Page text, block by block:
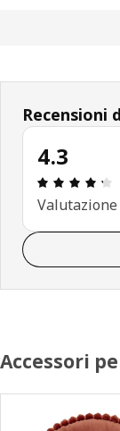
Recensioni
4.3
Valutazione
Accessori